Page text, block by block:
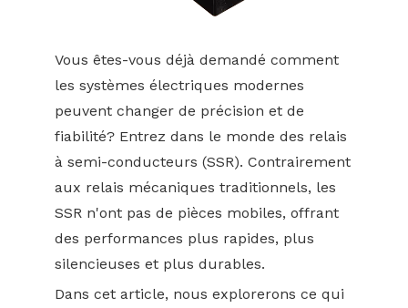
Vous êtes-vous déjà demandé comment
les systèmes électriques modernes
peuvent changer de précision et de
fiabilité? Entrez dans le monde des relais
à semi-conducteurs (SSR). Contrairement
aux relais mécaniques traditionnels, les
SSR n'ont pas de pièces mobiles, offrant
des performances plus rapides, plus
silencieuses et plus durables.
Dans cet article, nous explorerons ce qui